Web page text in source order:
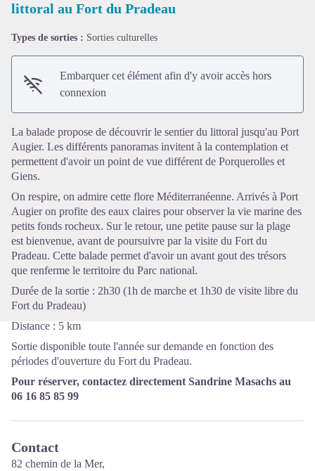
littoral au Fort du Pradeau
Types de sorties : Sorties culturelles
Embarquer cet élément afin d'y avoir accès hors
connexion
La balade propose de découvrir le sentier du littoral jusqu'au Port
Augier. Les différents panoramas invitent à la contemplation et
permettent d'avoir un point de vue différent de Porquerolles et
Giens.
On respire, on admire cette flore Méditerranéenne. Arrivés à Port
Augier on profite des eaux claires pour observer la vie marine des
petits fonds rocheux. Sur le retour, une petite pause sur la plage
est bienvenue, avant de poursuivre par la visite du Fort du
Pradeau. Cette balade permet d'avoir un avant gout des trésors
que renferme le territoire du Parc national.
Durée de la sortie : 2h30 (1h de marche et 1h30 de visite libre du
Fort du Pradeau)
Distance : 5 km
Sortie disponible toute l'année sur demande en fonction des
périodes d'ouverture du Fort du Pradeau.
Pour réserver, contactez directement Sandrine Masachs au
06 16 85 85 99
Contact
82 chemin de la Mer,